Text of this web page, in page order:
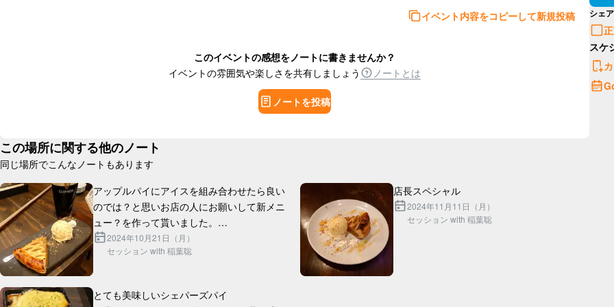
イベント内容をコピーして新規投稿
このイベントの感想をノートに書きませんか？
イベントの雰囲気や楽しさを共有しましょう
ノートとは
ノートを投稿
この場所に関する他のノート
同じ場所でこんなノートもあります
アップルパイにアイスを組み合わせたら良い
のでは？と思いお店の人にお願いして新メニ
ュー？を作って貰いました。
ギネスと合わせて丁度2000円です。
また注文します！
2024年10月21日（月）
セッション with 稲葉聡
店長スペシャル
2024年11月11日（月）
セッション with 稲葉聡
とても美味しいシェパーズパイ
シェ
スケ